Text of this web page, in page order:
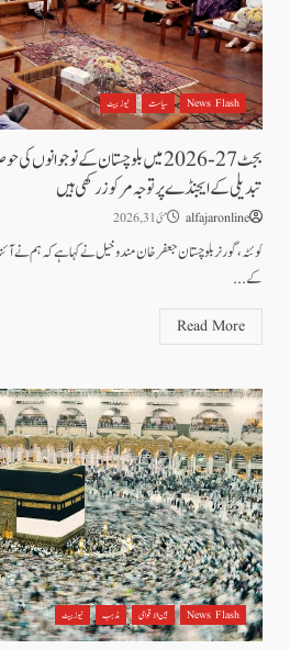
News Flash سیاست نیوز بیٹ
بجٹ 27-2026 میں بلوچستان کے
تبدیلی کے ایجنڈے پر توجہ مرکوز رکھی ہیں
alfajaronline مئی 31, 2026
کے...
Read More
News Flash بین الاقوامی مذہب نیوز بیٹ